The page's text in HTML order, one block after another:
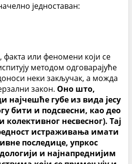
једноставан:
факта или феномени који се
методом одговарајуће
неки закључак, а можда
закон. Оно што,
губе из вида јесу
бити и подсвесни, као део
колективног несвесног). Тај
истраживања имати
последице, упркос
и најнапреднијим